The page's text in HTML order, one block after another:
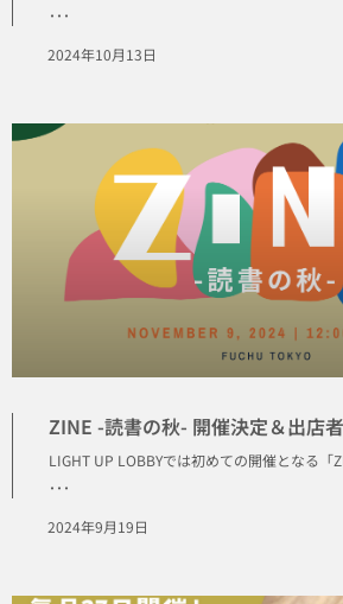
･･･
2024年10月13日
ZINE -読書の秋- 開催決定＆出店
LIGHT UP LOBBYでは初めての開催となる「
･･･
2024年9月19日